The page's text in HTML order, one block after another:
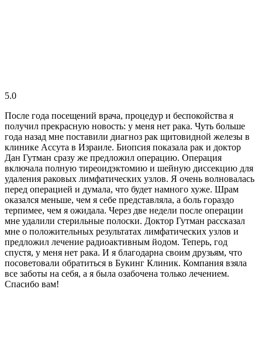
5.0
После года посещений врача, процедур и беспокойства я
получил прекрасную новость: у меня нет рака. Чуть больше
года назад мне поставили диагноз рак щитовидной железы в
клинике Ассута в Израиле. Биопсия показала рак и доктор
Дан Гутман сразу же предложил операцию. Операция
включала полную тиреоидэктомию и шейную диссекцию для
удаления раковых лимфатических узлов. Я очень волновалась
перед операцией и думала, что будет намного хуже. Шрам
оказался меньше, чем я себе представляла, а боль гораздо
терпимее, чем я ожидала. Через две недели после операции
мне удалили стерильные полоски. Доктор Гутман рассказал
мне о положительных результатах лимфатических узлов и
предложил лечение радиоактивным йодом. Теперь, год
спустя, у меня нет рака. И я благодарна своим друзьям, что
посоветовали обратиться в Букинг Клиник. Компания взяла
все заботы на себя, а я была озабочена только лечением.
Спасибо вам!